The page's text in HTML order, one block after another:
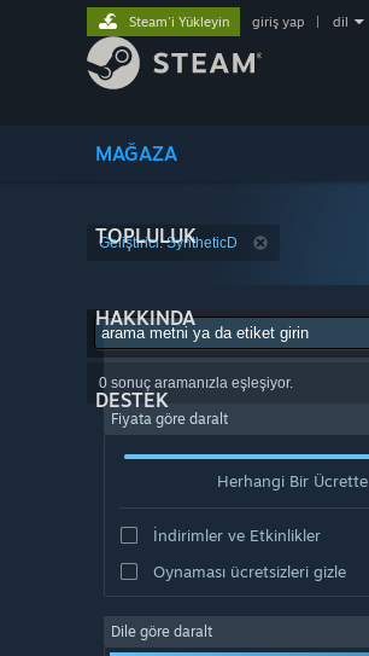
MAĞAZA
TOPLULUK
HAKKINDA
DESTEK
Steam'i Yükleyin giriş yap dil
Geliştirici: SyntheticD
0 sonuç aramanızla eşleşiyor.
Fiyata göre daralt
Herhangi Bir Ücrette
İndirimler ve Etkinlikler
Oynaması ücretsizleri gizle
Dile göre daralt